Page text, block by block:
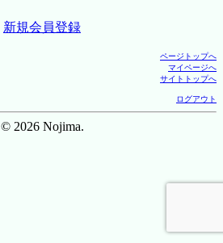
新規会員登録
ページトップへ
マイページへ
サイトトップへ
ログアウト
© 2026 Nojima.